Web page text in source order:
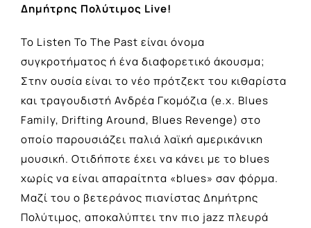
Δημήτρης Πολύτιμος Live!
Το Listen To The Past είναι όνομα
συγκροτήματος ή ένα διαφορετικό άκουσμα;
Στην ουσία είναι το νέο πρότζεκτ του κιθαρίστα
και τραγουδιστή Ανδρέα Γκομόζια (e.x. Blues
Family, Drifting Around, Blues Revenge) στο
οποίο παρουσιάζει παλιά λαϊκή αμερικάνικη
μουσική. Οτιδήποτε έχει να κάνει με το blues
χωρίς να είναι απαραίτητα «blues» σαν φόρμα.
Μαζί του ο βετεράνος πιανίστας Δημήτρης
Πολύτιμος, αποκαλύπτει την πιο jazz πλευρά